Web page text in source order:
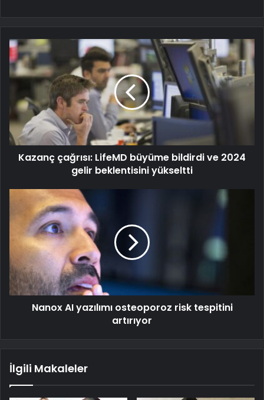
Kazanç çağrısı: LifeMD büyüme bildirdi ve 2024
gelir beklentisini yükseltti
Nanox AI yazılımı osteoporoz risk tespitini
artırıyor
İlgili Makaleler